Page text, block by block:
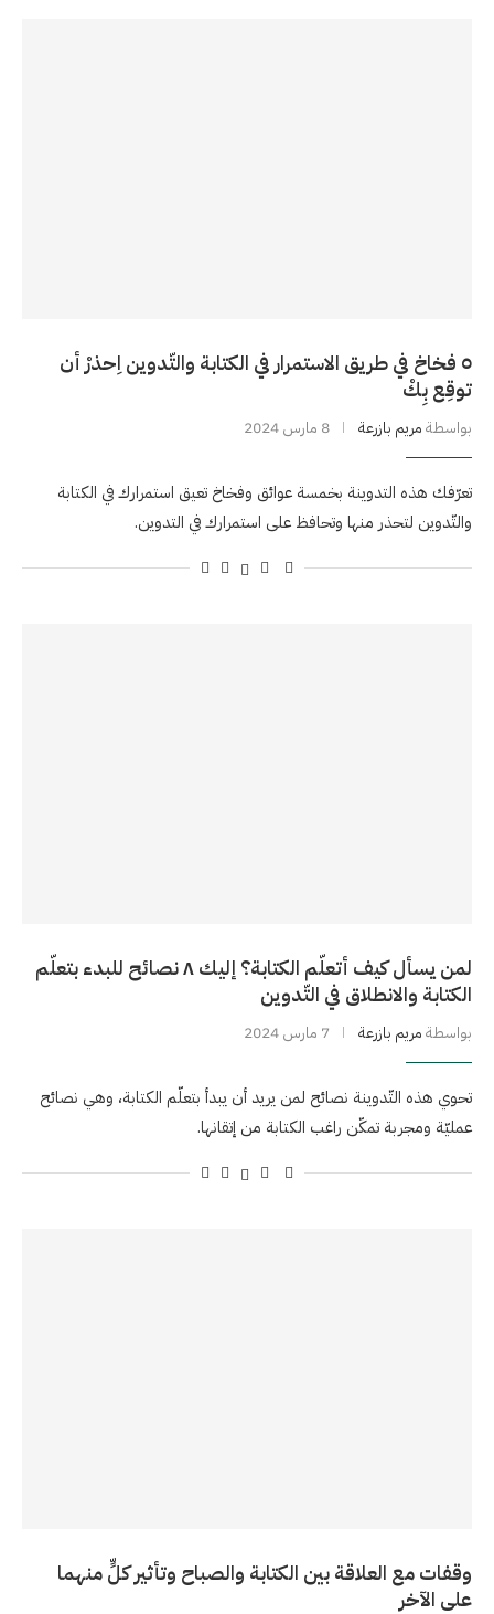
٥ فخاخ في طريق الاستمرار في الكتابة والتّدوين اِحذرْ أن
توقِع بِكْ
بواسطةمريم بازرعة 8 مارس 2024
تعرّفك هذه التدوينة بخمسة عوائق وفخاخ تعيق استمرارك في الكتابة
والتّدوين لتحذر منها وتحافظ على استمرارك في التدوين.
لمن يسأل كيف أتعلّم الكتابة؟ إليك ٨ نصائح للبدء بتعلّم
الكتابة والانطلاق في التّدوين
بواسطةمريم بازرعة 7 مارس 2024
تحوي هذه التّدوينة نصائح لمن يريد أن يبدأ بتعلّم الكتابة، وهي نصائح
عمليّة ومجربة تمكّن راغب الكتابة من إتقانها.
وقفات مع العلاقة بين الكتابة والصباح وتأثير كلٍّ منهما
على الآخر